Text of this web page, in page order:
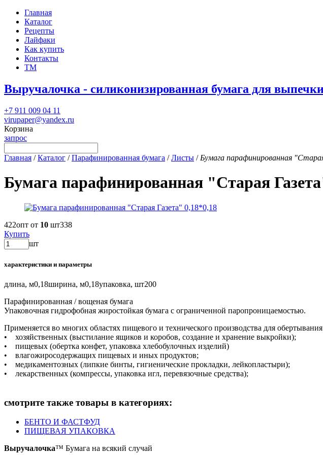
Главная
Каталог
Рецепты
Лайфаки
Как купить
Контакты
ТМ
Выручалочка - силиконизированная бумага для
+7 911 009 04 11
virupaper@yandex.ru
Корзина
запрос
Главная /Каталог /Парафинированная бумага /Листы / Бумага парафинированная
Бумага парафинированная "Старая
422опт от 10 шт338
Купить
шт
характеристики и параметры
длина, м0,18ширина, м0,18упаковка, шт200
Парафинированная / вощеная бумага
Упаковочная гидрофобная жиростойкая бумага с ограниченной паропроницаемостью.
Применяется во многих областях пищевого и технического производства для
• хозяйственных (выстилание ящиков и коробов, создание и хранение выкройки);
• пищевых (обертка конфет, упаковка хлебобулочных изделий)
• влагожиросодержащих пищевых и иных продуктов;
• медикаментозных (липкие бинты, гигиенические прокладки, лейкопластыри);
• лекарственных (компрессы, упаковка игл, перевязочные средства);
смотрите также товары в категориях:
БЕНТО И ФАСТФУД
ПИЩЕВАЯ УПАКОВКА
Выручалочка™ Бумага на всякий случай